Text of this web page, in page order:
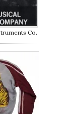
Co.